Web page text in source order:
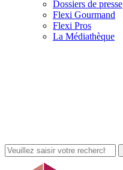
Dossiers de presse
Flexi Gourmand
Flexi Pros
La Médiathèque
Rechercher
dans